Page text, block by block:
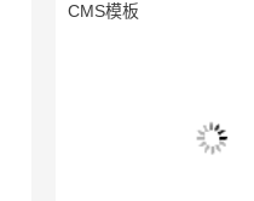
CMS模板